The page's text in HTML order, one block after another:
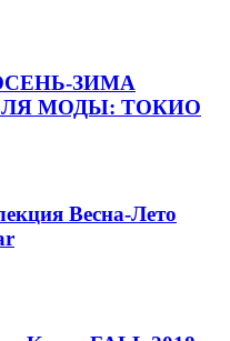
ОСЕНЬ-ЗИМА
МОДЫ: ТОКИО
Весна-Лето